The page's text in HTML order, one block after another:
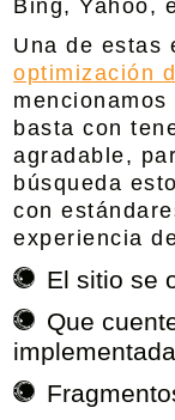
Bing,Yahoo,
Una de estas
optimización
basta con
agradable,
búsqueda
con
experiencia
El sitio se
Que